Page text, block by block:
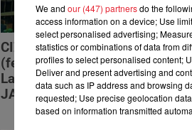
CIZA - Isaka II (6am)
(feat. Tems, Omah
Lay, Thukuthela &
JAZZWRLD)
We and our (447) partnersdo the
access information on a device; Use
select personalised advertising;
statistics or combinations of data from
profiles to select personalised content;
Deliver and present advertising and
data such as IP address and browsing
requested; Use precise geolocation
based on information transmitted